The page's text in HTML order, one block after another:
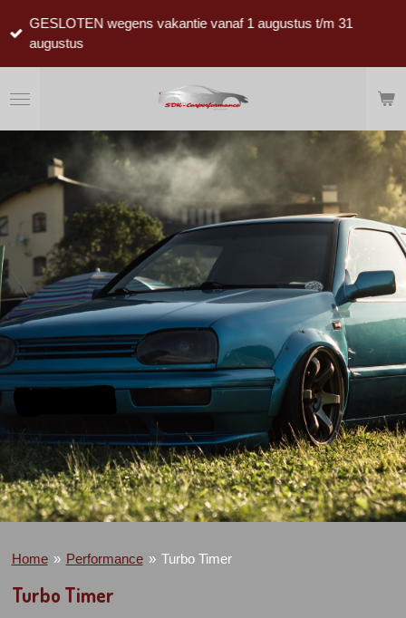
direct
hoofdinhoud
GESLOTEN wegens vakantie vanaf 1 augustus t/m 31
augustus
Home » Performance » Turbo Timer
Turbo Timer